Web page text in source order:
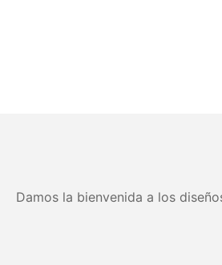
Damos la bienvenida a los